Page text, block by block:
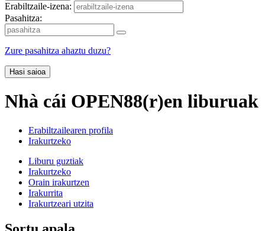
Erabiltzaile-izena:
Pasahitza:
Zure pasahitza ahaztu duzu?
Hasi saioa
Nhà cái OPEN88(r)en liburuak
Erabiltzailearen profila
Irakurtzeko
Liburu guztiak
Irakurtzeko
Orain irakurtzen
Irakurrita
Irakurtzeari utzita